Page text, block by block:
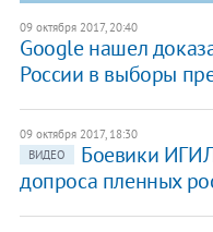
09 октября 2017, 20:40
Google нашел
России в выборы
09 октября 2017, 18:30
ВИДЕО
Боевики
допроса пленных